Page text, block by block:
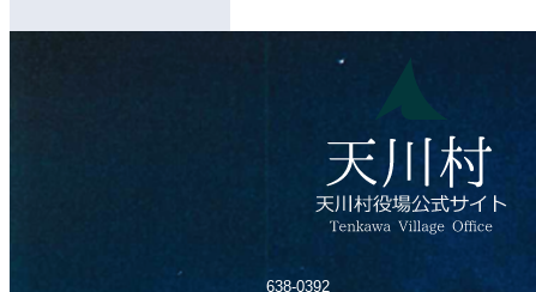
638-0392